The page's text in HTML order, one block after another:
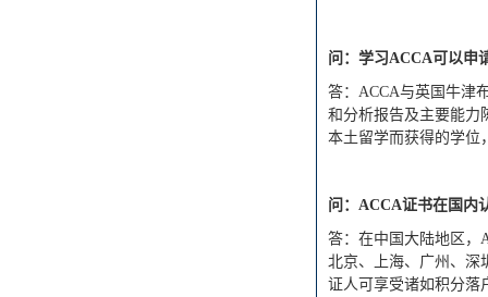
问：学习ACCA可以申
答： ACCA与英国牛津
和分析报告及主要能力
本土留学而获得的学位
问： ACCA证书在国内
答：在中国大陆地区，
北京、上海、广州、深
证人可享受诸如积分落